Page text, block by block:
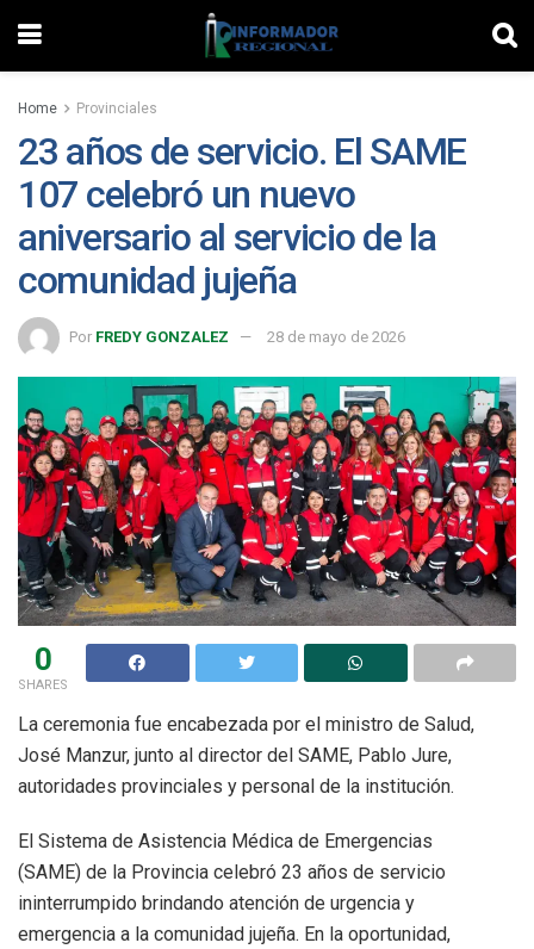
Home Provinciales
23 años de servicio. El SAME
107 celebró un nuevo
aniversario al servicio de la
comunidad jujeña
Por FREDY GONZALEZ 28 de mayo de 2026
0
SHARES
La ceremonia fue encabezada por el ministro de Salud,
José Manzur, junto al director del SAME, Pablo Jure,
autoridades provinciales y personal de la institución.
El Sistema de Asistencia Médica de Emergencias
(SAME) de la Provincia celebró 23 años de servicio
ininterrumpido brindando atención de urgencia y
emergencia a la comunidad jujeña. En la oportunidad,